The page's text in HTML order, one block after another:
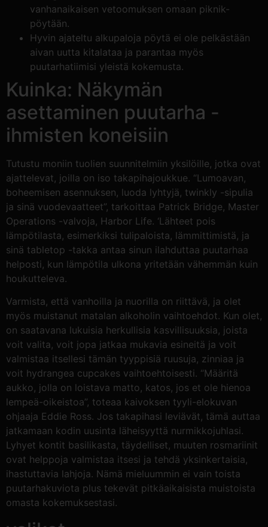
vanhanaikaisen vetoomuksen omaan piknik-
pöytään.
Hyvin ajateltu alkupaloja pöytä ei ole pelkästään
aivan uutta kitalataa ja parantaa myös
puutarhatiimisi yleistä kokemusta.
Kuinka: Näkymän
asettaminen puutarha -
ihmisten koneisiin
Tutustu moniin tuolien suunnitelmiin yksilöille, jotka ovat
ajattelevat, joilla on iso takapihajoukkue. “Lumoavan,
boheemisen asennuksen, luoda lyhtyjä, twinkly -sipulia
ja sinä vuodevaatteet”, tarkoittaa Patrick Bridge, Master
Operations -valvoja, Harbor Life. ‘Lähteet pois
lämpötilasta, esimerkiksi tulipaloista, lämmittimistä, ja
sinä tabletop -takka antaa sinun ilahduttaa puutarhaa
helposti, kun lämpötila ulkona yritetään vähemmän kuin
houkutteleva.
Varmista, että vanhoilla ja nuorilla on riittävä, ja olet
myös muistanut matalan alkoholin vaihtoehdot. Kun olet,
on saatavana lukuisia herkullisia kasvillisuuksia, joista
voit valita, voit jopa jatkaa mukavia esineitä ja voit
valmistaa itsellesi tämän tyyppisiä ruusuja, zinniaa ja
voit hydrangea cupcakes vaihtoehtoisesti. “Määritä
aukko, jolla on loistava matto, katos, jos et ole hienoa
lempeä-oikeistoa”, toteaa kaivoksen tyyli-elokuvan
ohjaaja Eddie Ross. Jos takapihasi leviävät, tämä auttaa
jatkamaan kodin uusinta läheisyyttä nurmikkojuhlasi.
Lyhyet kontit basilikasta, täydelliset, muuten rosmariinit
ovat helppoja valmistaa itsesi ja tehdä yksinkertaisia,
ihastuttavia lahjoja. Nämä mieluummin ei vain toista
puutarhakuviota plus tekevät pitkäaikaisista muistoista
omasta kokemuksestasi.